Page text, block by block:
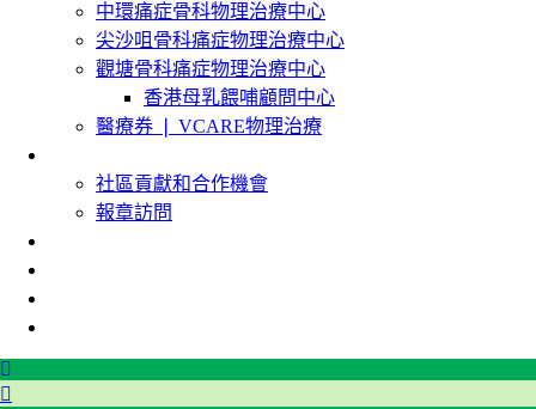
中環痛症骨科物理治療中心
尖沙咀骨科痛症物理治療中心
觀塘骨科痛症物理治療中心
香港母乳餵哺顧問中心
醫療券 ❘ VCARE物理治療
社區貢獻和合作機會
報章訪問